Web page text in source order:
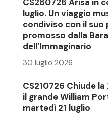
luglio. Un viaggio
condiviso con il suo
promosso dalla
dell’Immaginario
30 luglio 2026
CS210726 Chiude
il grande William
martedì 21 luglio